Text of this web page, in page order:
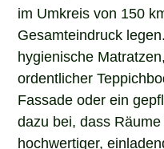
im Umkreis von 150
Gesamteindruck
hygienische
ordentlicher
Fassade oder ein
dazu bei, dass
hochwertiger,